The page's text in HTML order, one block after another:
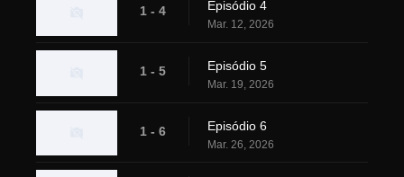
1 - 4 Episódio 4
Mar. 12, 2026
1 - 5 Episódio 5
Mar. 19, 2026
1 - 6 Episódio 6
Mar. 26, 2026